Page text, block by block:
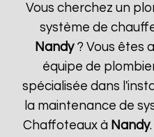
Vous cherchez un
système de
Nandy? Vous êtes
équipe de
spécialisée dans
la maintenance de
Chaffoteaux à Nandy